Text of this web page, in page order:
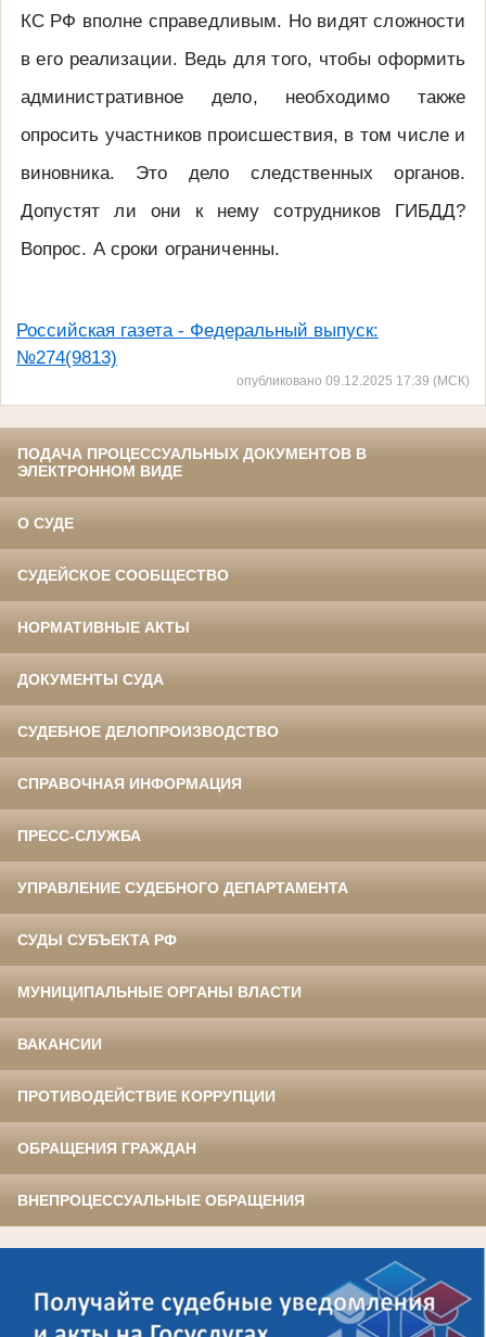
КС РФ вполне справедливым. Но видят сложности
в его реализации. Ведь для того, чтобы оформить
административное дело, необходимо также
опросить участников происшествия, в том числе и
виновника. Это дело следственных органов.
Допустят ли они к нему сотрудников ГИБДД?
Вопрос. А сроки ограниченны.
Российская газета - Федеральный выпуск:
№274(9813)
опубликовано 09.12.2025 17:39 (МСК)
ПОДАЧА ПРОЦЕССУАЛЬНЫХ ДОКУМЕНТОВ В
ЭЛЕКТРОННОМ ВИДЕ
О СУДЕ
СУДЕЙСКОЕ СООБЩЕСТВО
НОРМАТИВНЫЕ АКТЫ
ДОКУМЕНТЫ СУДА
СУДЕБНОЕ ДЕЛОПРОИЗВОДСТВО
СПРАВОЧНАЯ ИНФОРМАЦИЯ
ПРЕСС-СЛУЖБА
УПРАВЛЕНИЕ СУДЕБНОГО ДЕПАРТАМЕНТА
СУДЫ СУБЪЕКТА РФ
МУНИЦИПАЛЬНЫЕ ОРГАНЫ ВЛАСТИ
ВАКАНСИИ
ПРОТИВОДЕЙСТВИЕ КОРРУПЦИИ
ОБРАЩЕНИЯ ГРАЖДАН
ВНЕПРОЦЕССУАЛЬНЫЕ ОБРАЩЕНИЯ